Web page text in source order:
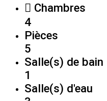
Chambres
4
Pièces
5
Salle(s) de bain
1
Salle(s) d'eau